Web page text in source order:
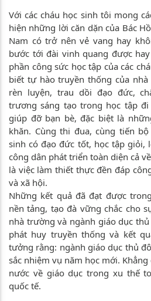
Với các cháu học sinh tôi mong
hiện những lời căn dặn của Bác
Nam có trở nên vẻ vang hay
bước tới đài vinh quang được
phần công sức học tập của các
biết tự hào truyền thống của
rèn luyện, trau dồi đạo đức,
trương sáng tạo trong học tập
giúp đỡ bạn bè, đặc biệt là
khăn. Cùng thi đua, cùng tiến
sinh có đạo đức tốt, học tập giỏi,
công dân phát triển toàn diện cả
là việc làm thiết thực đền đáp
và xã hội.
Những kết quả đã đạt được
nền tảng, tạo đà vững chắc cho
nhà trường và ngành giáo dục
phát huy truyền thống và kết
tưởng rằng: ngành giáo dục thủ
sắc nhiệm vụ năm học mới.
nước về giáo dục trong xu thế
quốc tế.